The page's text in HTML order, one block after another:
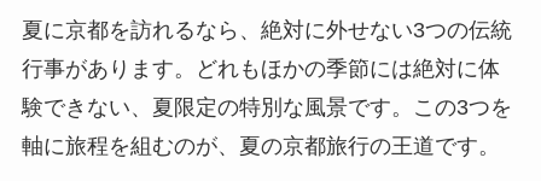
夏に京都を訪れるなら、絶対に外せない3つの伝統
行事があります。どれもほかの季節には絶対に体
験できない、夏限定の特別な風景です。この3つを
軸に旅程を組むのが、夏の京都旅行の王道です。